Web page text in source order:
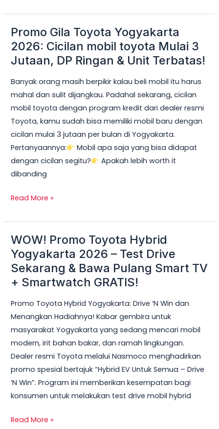
2026!
Promo Gila Toyota Yogyakarta
2026: Cicilan mobil toyota Mulai 3
Jutaan, DP Ringan & Unit Terbatas!
Banyak orang masih berpikir kalau beli mobil itu harus
mahal dan sulit dijangkau. Padahal sekarang, cicilan
mobil toyota dengan program kredit dari dealer resmi
Toyota, kamu sudah bisa memiliki mobil baru dengan
cicilan mulai 3 jutaan per bulan di Yogyakarta.
Pertanyaannya:
Mobil apa saja yang bisa didapat
dengan cicilan segitu?
Apakah lebih worth it
dibanding
Promo
Gila
Toyota
2026:
Cicilan
mobil
toyota
Mulai
3
Jutaan,
DP
&
Read More »
WOW! Promo Toyota Hybrid
Yogyakarta 2026 – Test Drive
Sekarang & Bawa Pulang Smart TV
+ Smartwatch GRATIS!
Promo Toyota Hybrid Yogyakarta: Drive ‘N Win dan
Menangkan Hadiahnya! Kabar gembira untuk
masyarakat Yogyakarta yang sedang mencari mobil
modern, irit bahan bakar, dan ramah lingkungan.
Dealer resmi Toyota melalui Nasmoco menghadirkan
promo spesial bertajuk “Hybrid EV Untuk Semua – Drive
‘N Win”. Program ini memberikan kesempatan bagi
konsumen untuk melakukan test drive mobil hybrid
WOW!
Promo
Toyota
Hybrid
2026
–
Test
Drive
Sekarang
&
Bawa
Pulang
TV
Read More »